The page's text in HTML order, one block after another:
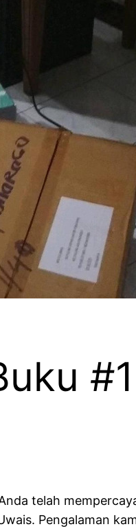
telah
Pengalaman